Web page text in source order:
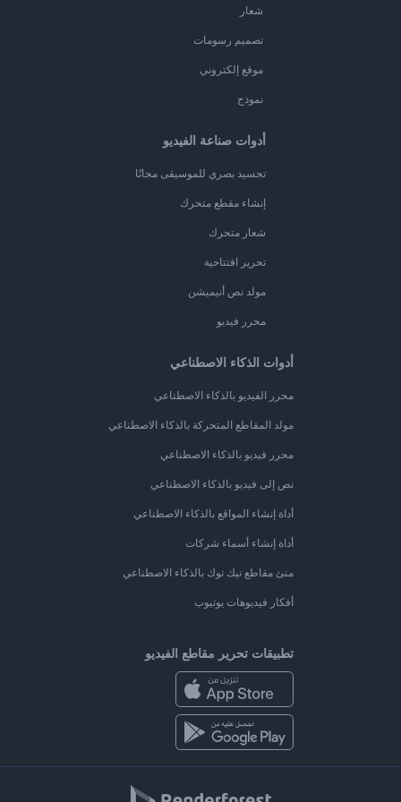
شعار
تصميم رسومات
موقع إلكتروني
نموذج
أدوات صناعة الفيديو
تجسيد بصري للموسيقى مجانًا
إنشاء مقطع متحرك
شعار متحرك
تحرير افتتاحية
مولد نص أنيميشن
محرر فيديو
أدوات الذكاء الاصطناعي
محرر الفيديو بالذكاء الاصطناعي
مولد المقاطع المتحركة بالذكاء الاصطناعي
محرر فيديو بالذكاء الاصطناعي
نص إلى فيديو بالذكاء الاصطناعي
أداة إنشاء المواقع بالذكاء الاصطناعي
أداة إنشاء أسماء شركات
منئ مقاطع تيك توك بالذكاء الاصطناعي
أفكار فيديوهات يوتيوب
تطبيقات تحرير مقاطع الفيديو